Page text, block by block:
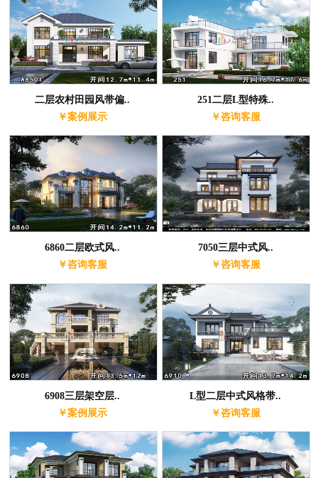
二层农村田园风带偏..
￥案例展示
251二层L型特殊..
￥咨询客服
6860二层欧式风..
￥咨询客服
7050三层中式风..
￥咨询客服
6908三层架空层..
￥案例展示
L型二层中式风格带..
￥咨询客服